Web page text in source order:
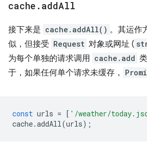
cache . addAll
接下来是 cache.addAll() 。其运作
似，但接受 Request 对象或网址 (
为每个单独的请求调用 cache.add
于，如果任何单个请求未缓存，
const urls = [ '/weather/
cache.addAll(urls);